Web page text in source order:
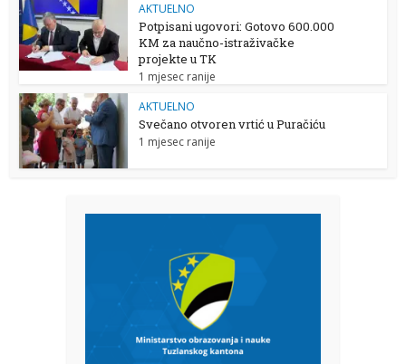
AKTUELNO
Potpisani ugovori: Gotovo 600.000
KM za naučno-istraživačke
projekte u TK
1 mjesec ranije
AKTUELNO
Svečano otvoren vrtić u Puračiću
1 mjesec ranije